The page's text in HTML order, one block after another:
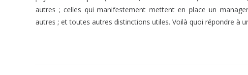
autres ; celles qui manifestement mettent en place un
autres ; et toutes autres distinctions utiles. Voilà quoi répondre à